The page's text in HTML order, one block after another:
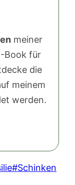
meiner
Book für
die
meinem
werden.
#Schinken